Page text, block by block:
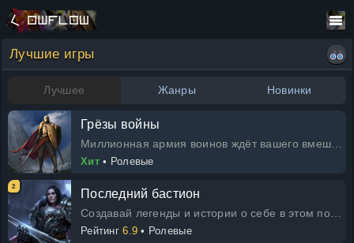
Лучшие игры
Лучшее Жанры Новинки
Грёзы войны
Хит• Ролевые
2 Последний бастион
Рейтинг6.9 • Ролевые